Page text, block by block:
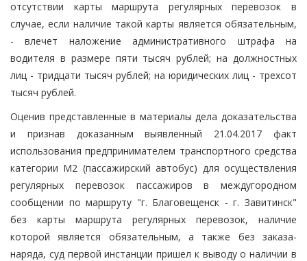
отсутствии карты маршрута регулярных перевозок в
случае, если наличие такой карты является обязательным,
- влечет наложение административного штрафа на
водителя в размере пяти тысяч рублей; на должностных
лиц - тридцати тысяч рублей; на юридических лиц - трехсот
тысяч рублей.
Оценив представленные в материалы дела доказательства
и признав доказанным выявленный 21.04.2017 факт
использования предпринимателем транспортного средства
категории М2 (пассажирский автобус) для осуществления
регулярных перевозок пассажиров в междугородном
сообщении по маршруту "г. Благовещенск - г. Завитинск"
без карты маршрута регулярных перевозок, наличие
которой является обязательным, а также без заказа-
наряда, суд первой инстанции пришел к выводу о наличии в